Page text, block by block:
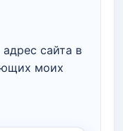
сайта в
моих